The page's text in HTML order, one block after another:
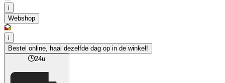
i
Webshop
i
Bestel online, haal dezelfde dag op in de winkel!
24u